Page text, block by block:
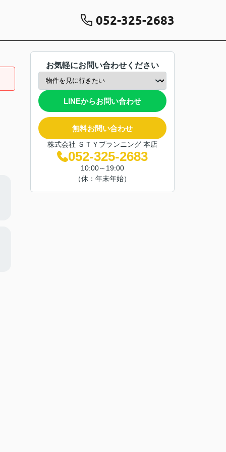
052-325-2683
お気軽にお問い合わせください
LINEからお問い合わせ
無料お問い合わせ
株式会社 ＳＴＹプランニング 本店
052-325-2683
10:00～19:00
（休：年末年始）